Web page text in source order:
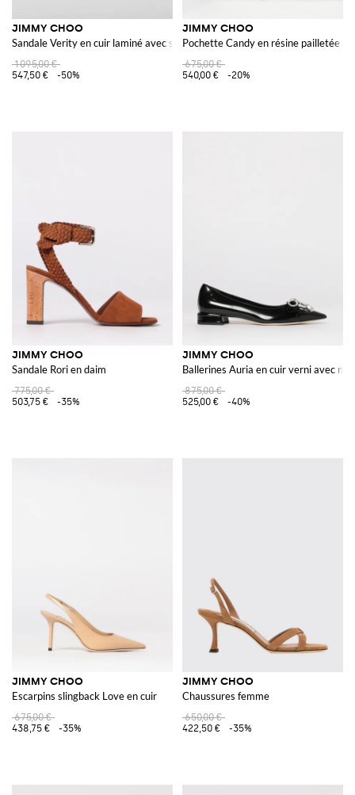
JIMMY CHOO
Sandale Verity en cuir laminé avec strass
1 095,00 €
547,50 €
-50%
JIMMY CHOO
Pochette Candy en résine pailletée
675,00 €
540,00 €
-20%
JIMMY CHOO
Sandale Rori en daim
775,00 €
503,75 €
-35%
JIMMY CHOO
Ballerines Auria en cuir verni avec
875,00 €
525,00 €
-40%
JIMMY CHOO
Escarpins slingback Love en cuir
675,00 €
438,75 €
-35%
JIMMY CHOO
Chaussures femme
650,00 €
422,50 €
-35%